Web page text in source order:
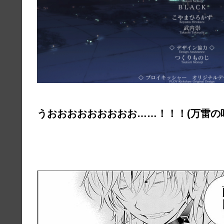
うおおおおおおおおお……！！！(万雷の